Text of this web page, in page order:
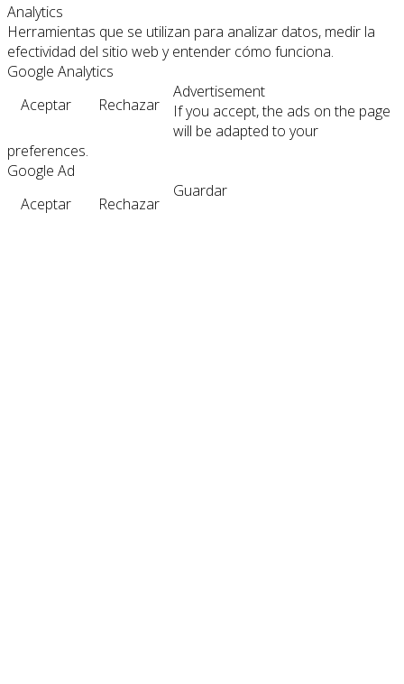
Analytics
Herramientas que se utilizan para analizar datos, medir la
efectividad del sitio web y entender cómo funciona.
Google Analytics
Aceptar
Rechazar
Advertisement
If you accept, the ads on the page
will be adapted to your
preferences.
Google Ad
Aceptar
Rechazar
Guardar